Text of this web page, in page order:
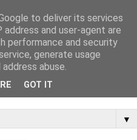
▼
to deliver its services
and user-agent are
performance and security
generate usage
abuse.
GOT IT